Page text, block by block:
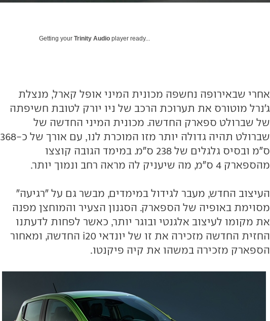
Getting yourTrinity Audio player ready...
אחרי שבאירופה נחשפה מכונית המיני אופל קארל, מנצלת
ג'נרל מוטורס את תערוכת הרכב של ניו יורק לטובת חשיפתה
של שברולט ספארק החדשה. מכונית המיני החדשה של
שברולט תהיה גדולה יותר מזו המוכרת לנו, עם אורך של כ-368
ס"מ ובסיס גלגלים של 238 ס"מ. במימד הגובה קוצצו
מהספארק 4 ס"מ, מה שיעניק לה מראה רחב ונמוך יותר.
העיצוב החדש, מעבר לגידול במימדים, מבשר גם על "רגיעה"
מסוימת באופיה של הספארק. הסגנון הצעיר והמוחצן מפנה
את מקומו לעיצוב אלגנטי ובוגר יותר, כאשר לפחות לדעתנו
החזית החדשה מזכירה את זו של יונדאי i20 החדשה, ומאחור
הספארק מזכירה במשהו את קיה פיקנטו.